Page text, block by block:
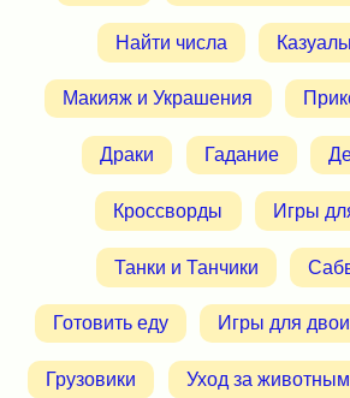
Найти числа
Макияж и Украшения
Драки Гадание
Кроссворды Игры
Танки и Танчики
Готовить еду Игры для
Грузовики Уход за